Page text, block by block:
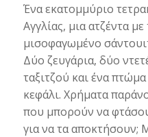
Ένα εκατομμύριο
Αγγλίας, μια ατζέντα
μισοφαγωμένο
Δύο ζευγάρια, δύο
ταξιτζού και ένα
κεφάλι. Χρήματα
που μπορούν να
για να τα αποκτήσουν;